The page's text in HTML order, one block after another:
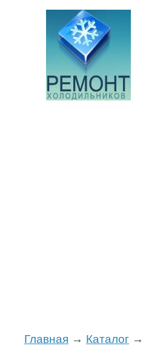
Главная → Каталог →